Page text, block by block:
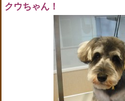
クウちゃん！